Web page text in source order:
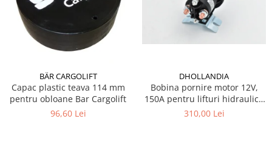
BÄR CARGOLIFT
Capac plastic teava 114 mm
pentru obloane Bar Cargolift
96,60 Lei
DHOLLANDIA
Bobina pornire motor 12V,
150A pentru lifturi hidraulice
Dhollandia
310,00 Lei